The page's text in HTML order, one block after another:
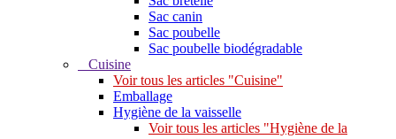
Sac canin
Sac poubelle
Sac poubelle biodégradable
Cuisine
Voir tous les articles "Cuisine"
Emballage
Hygiène de la vaisselle
Voir tous les articles "Hygiène de la